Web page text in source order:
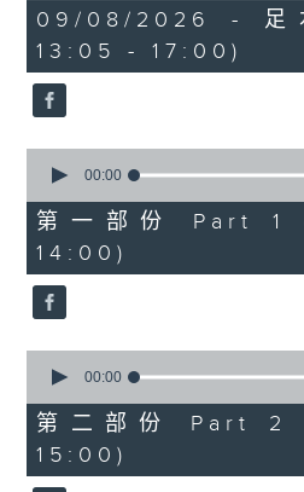
由 黃千歲、芳艷芬
3. 「 賣油郎」
節目時間：1400-
節目名稱：粵曲會知音
節目主持：藍煒婷
1.「南唐春夢」
由 鄧碧雲、李寶瑩 主
3
hours,
43
minutes,
0
seconds
09/08/2026 - 足
13:05 - 17:00)
seconds
55
minutes,
10
seconds
00:00
第一部份 Part 1
14:00)
seconds
56
minutes,
19
seconds
00:00
第二部份 Part 2
15:00)